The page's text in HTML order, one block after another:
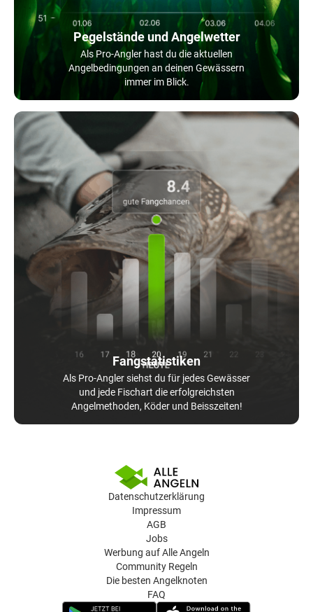
Pegelstände und Angelwetter
Als Pro-Angler hast du die aktuellen
Angelbedingungen an deinen Gewässern
immer im Blick.
Fangstatistiken
Als Pro-Angler siehst du für jedes Gewässer
und jede Fischart die erfolgreichsten
Angelmethoden, Köder und Beisszeiten!
Datenschutzerklärung
Impressum
AGB
Jobs
Werbung auf Alle Angeln
Community Regeln
Die besten Angelknoten
FAQ